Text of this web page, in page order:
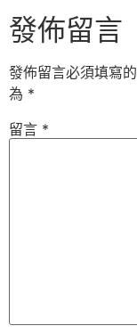
發佈留言
發佈留言必須填寫
為 *
留言 *